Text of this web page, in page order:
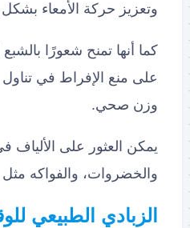
وتعزيز حركة الأمعاء
كما أنها تمنح شعورًا
على منع الإفراط في
وزن صحي.
يمكن العثور على الألياف
والخضروات، والفواكه مثل
الزبادي الطبيعي